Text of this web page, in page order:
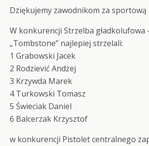
Dziękujemy zawodnikom za sportową
W konkurencji Strzelba gładkolufowa
„Tombstone” najlepiej strzelali:
1 Grabowski Jacek
2 Rodziević Andżej
3 Krzywda Marek
4 Turkowski Tomasz
5 Świeciak Daniel
6 Balcerzak Krzysztof
w konkurencji Pistolet centralnego